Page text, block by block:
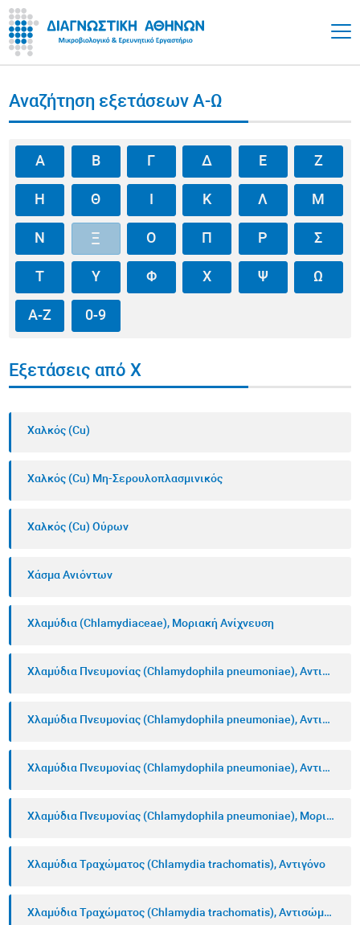
Αναζήτηση εξετάσεων Α-Ω
Α Β Γ Δ Ε Ζ
Η Θ Ι Κ Λ Μ
Ν Ξ Ο Π Ρ Σ
Τ Υ Φ Χ Ψ Ω
A-Z 0-9
Εξετάσεις από Χ
Χαλκός (Cu)
Χαλκός (Cu) Μη-Σερουλοπλασμινικός
Χαλκός (Cu) Ούρων
Χάσμα Ανιόντων
Χλαμύδια (Chlamydiaceae), Μοριακή Ανίχνευση
Χλαμύδια Πνευμονίας (Chlamydophila pneumoniae), Αντισώματα IgG
Χλαμύδια Πνευμονίας (Chlamydophila pneumoniae), Αντισώματα IgM
Χλαμύδια Πνευμονίας (Chlamydophila pneumoniae), Αντισώματα IgΑ
Χλαμύδια Πνευμονίας (Chlamydophila pneumoniae), Μοριακή Ανίχνευση
Χλαμύδια Τραχώματος (Chlamydia trachomatis), Αντιγόνο
Χλαμύδια Τραχώματος (Chlamydia trachomatis), Αντισώματα IgG